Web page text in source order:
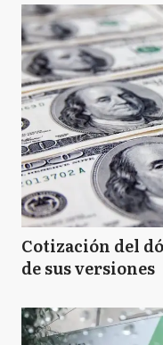
Cotización del
de sus versiones